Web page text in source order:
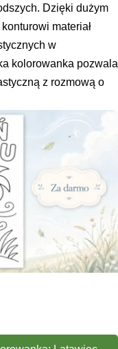
Dzięki dużym
materiał
w
kolorowanka pozwala
z rozmową o